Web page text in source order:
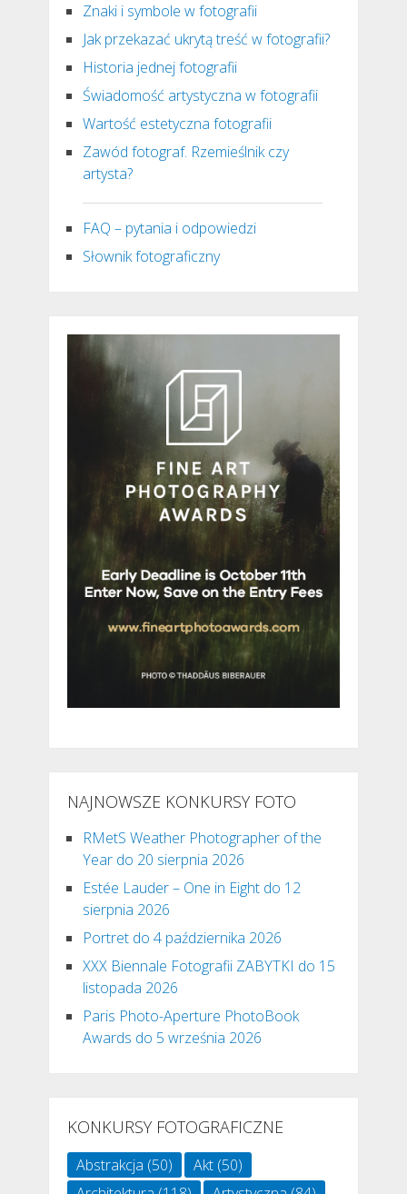
Znaki i symbole w fotografii
Jak przekazać ukrytą treść w fotografii?
Historia jednej fotografii
Świadomość artystyczna w fotografii
Wartość estetyczna fotografii
Zawód fotograf. Rzemieślnik czy
artysta?
FAQ – pytania i odpowiedzi
Słownik fotograficzny
NAJNOWSZE KONKURSY FOTO
RMetS Weather Photographer of the
Year do 20 sierpnia 2026
Estée Lauder – One in Eight do 12
sierpnia 2026
Portret do 4 października 2026
XXX Biennale Fotografii ZABYTKI do 15
listopada 2026
Paris Photo-Aperture PhotoBook
Awards do 5 września 2026
KONKURSY FOTOGRAFICZNE
Abstrakcja (50) Akt(50)